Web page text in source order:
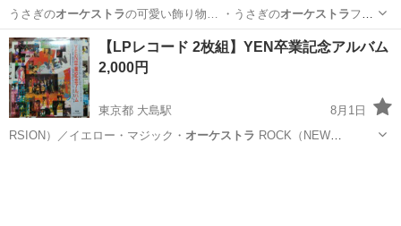
うさぎのオーケストラ の可愛い飾り物… ・うさぎのオーケストラフィ
ギュア 5… 可愛いウサギのオーケストラデザイン ・…
東京 江戸川区 西葛西駅 インテリア雑貨/小物
オーケストラ
【LPレコード 2枚組】YEN卒業記念アルバム
2,000円
東京都 大島駅
8月1日
RSION）／イエロー・マジック・ オーケストラ ROCK（NEW